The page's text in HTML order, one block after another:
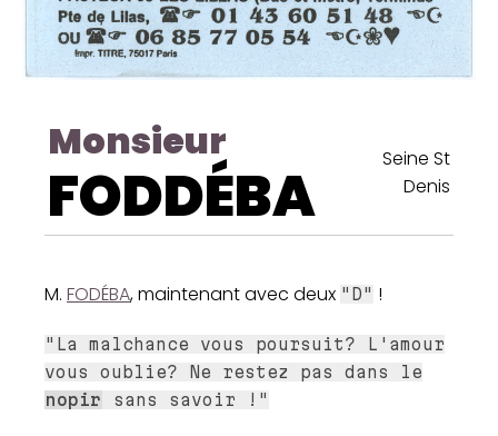
Monsieur
FODDÉBA
Seine St
Denis
M. FODÉBA, maintenant avec deux "D" !
"La malchance vous poursuit? L'amour
vous oublie? Ne restez pas dans le
nopir
sans savoir !"